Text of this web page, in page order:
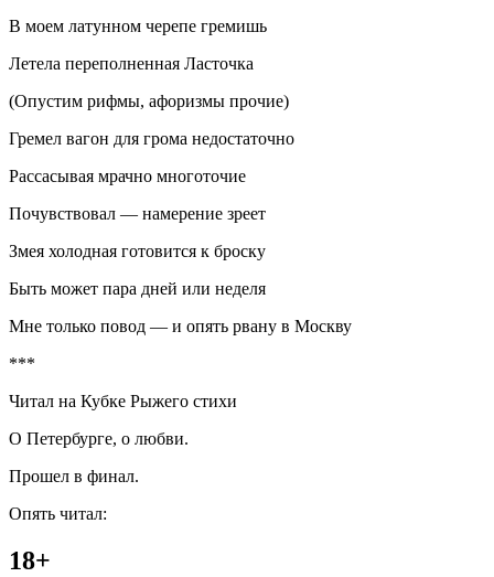
В моем латунном черепе гремишь
Летела переполненная Ласточка
(Опустим рифмы, афоризмы прочие)
Гремел вагон для грома недостаточно
Рассасывая мрачно многоточие
Почувствовал — намерение зреет
Змея холодная готовится к броску
Быть может пара дней или неделя
Мне только повод — и опять рвану в Москву
***
Читал на Кубке Рыжего стихи
О Петербурге, о любви.
Прошел в финал.
Опять читал:
18+